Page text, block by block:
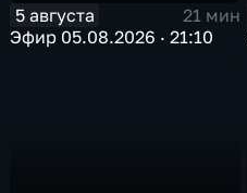
5 августа
21 мин
Эфир 05.08.2026 · 21:10